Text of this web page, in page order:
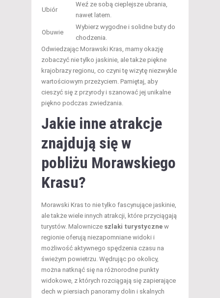
Ubiór
Weź ze sobą cieplejsze ubrania,
nawet latem.
Obuwie
Wybierz wygodne i solidne buty do
chodzenia.
Odwiedzając Morawski Kras, mamy okazję
zobaczyć nie tylko jaskinie, ale także piękne
krajobrazy regionu, co czyni tę wizytę niezwykle
wartościowym przeżyciem. Pamiętaj, aby
cieszyć się z przyrody i szanować jej unikalne
piękno podczas zwiedzania.
Jakie inne atrakcje
znajdują się w
pobliżu Morawskiego
Krasu?
Morawski Kras to nie tylko fascynujące jaskinie,
ale także wiele innych atrakcji, które przyciągają
turystów. Malownicze szlaki turystyczne w
regionie oferują niezapomniane widoki i
możliwość aktywnego spędzenia czasu na
świeżym powietrzu. Wędrując po okolicy,
można natknąć się na różnorodne punkty
widokowe, z których rozciągają się zapierające
dech w piersiach panoramy dolin i skalnych